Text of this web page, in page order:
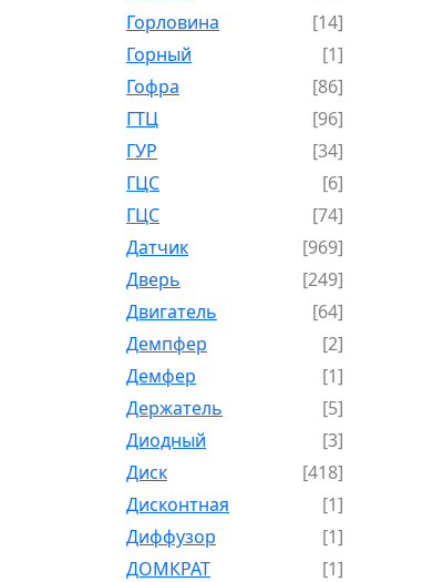
Горловина
[14]
Горный
[1]
Гофра
[86]
ГТЦ
[96]
ГУР
[34]
ГЦC
[6]
ГЦС
[74]
Датчик
[969]
Дверь
[249]
Двигатель
[64]
Демпфер
[2]
Демфер
[1]
Держатель
[5]
Диодный
[3]
Диск
[418]
Дисконтная
[1]
Диффузор
[1]
ДОМКРАТ
[1]